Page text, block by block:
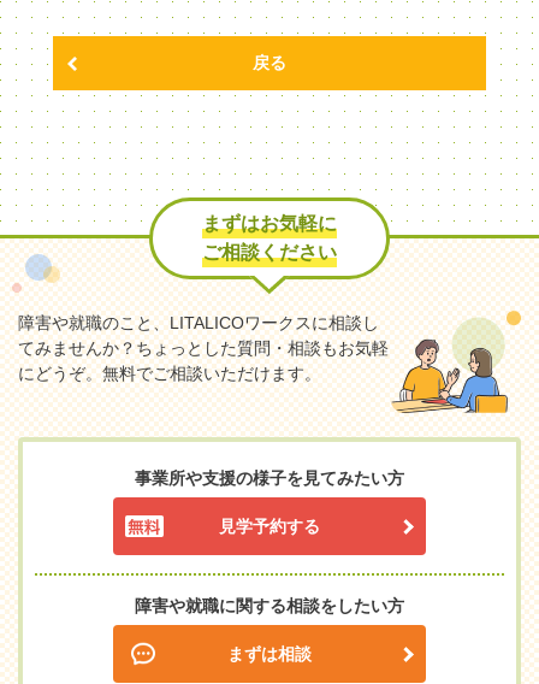
戻る
まずはお気軽に
ご相談ください
障害や就職のこと、LITALICOワークスに相談し
てみませんか？ちょっとした質問・相談もお気軽
にどうぞ。無料でご相談いただけます。
事業所や支援の様子を見てみたい方
見学予約する
障害や就職に関する相談をしたい方
まずは相談